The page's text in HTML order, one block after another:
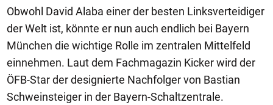
Obwohl David Alaba einer der besten Linksverteidiger
der Welt ist, könnte er nun auch endlich bei Bayern
München die wichtige Rolle im zentralen Mittelfeld
einnehmen. Laut dem Fachmagazin Kicker wird der
ÖFB-Star der designierte Nachfolger von Bastian
Schweinsteiger in der Bayern-Schaltzentrale.